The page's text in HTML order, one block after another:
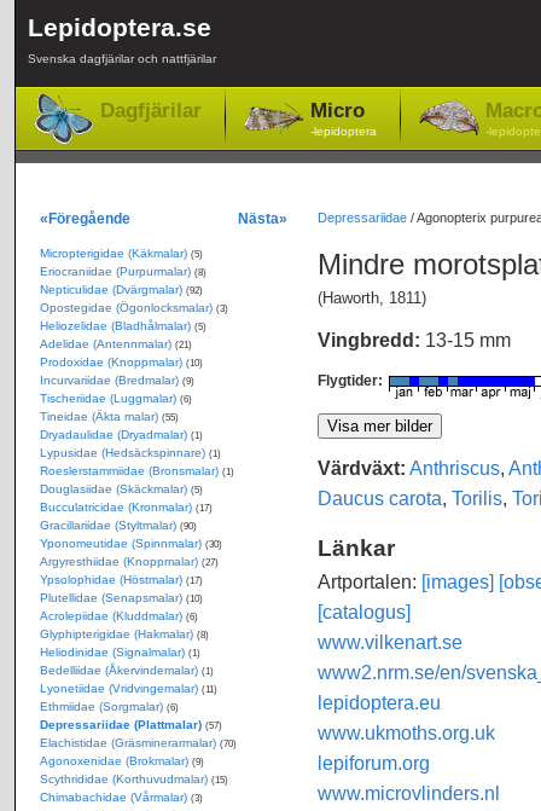
Lepidoptera.se
Svenska dagfjärilar och nattfjärilar
Dagfjärilar Micro
-lepidoptera -
Depressariidae/Agonopterix
Mindre
(Haworth, 1811)
Vingbredd: 13-15 mm
Flygtider:
Värdväxt: Anthriscus,
Daucus carota, Torilis,
Länkar
Artportalen: [images]
[catalogus]
www.vilkenart.se
www2.nrm.se/en/
lepidoptera.eu
www.ukmoths.org.uk
lepiforum.org
www.microvlinders.nl
«Föregående Nästa»
Micropterigidae (Käkmalar) (5)
Eriocraniidae (Purpurmalar) (8)
Nepticulidae (Dvärgmalar) (92)
Opostegidae (Ögonlocksmalar) (3)
Heliozelidae (Bladhålmalar) (5)
Adelidae (Antennmalar) (21)
Prodoxidae (Knoppmalar) (10)
Incurvariidae (Bredmalar) (9)
Tischeriidae (Luggmalar) (6)
Tineidae (Äkta malar) (55)
Dryadaulidae (Dryadmalar) (1)
Lypusidae (Hedsäckspinnare) (1)
Roeslerstammiidae (Bronsmalar) (1)
Douglasiidae (Skäckmalar) (5)
Bucculatricidae (Kronmalar) (17)
Gracillariidae (Styltmalar) (90)
Yponomeutidae (Spinnmalar) (30)
Argyresthiidae (Knoppmalar) (27)
Ypsolophidae (Höstmalar) (17)
Plutellidae (Senapsmalar) (10)
Acrolepiidae (Kluddmalar) (6)
Glyphipterigidae (Hakmalar) (8)
Heliodinidae (Signalmalar) (1)
Bedelliidae (Åkervindemalar) (1)
Lyonetiidae (Vridvingemalar) (11)
Ethmiidae (Sorgmalar) (6)
Depressariidae (Plattmalar) (57)
Elachistidae (Gräsminerarmalar) (70)
Agonoxenidae (Brokmalar) (9)
Scythrididae (Korthuvudmalar) (15)
Chimabachidae (Vårmalar) (3)